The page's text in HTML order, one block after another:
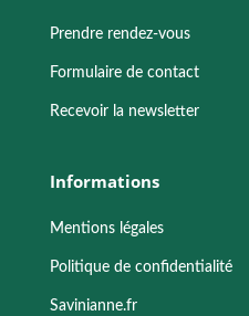
Prendre rendez-vous
Formulaire de contact
Recevoir la newsletter
Informations
Mentions légales
Politique de confidentialité
Savinianne.fr